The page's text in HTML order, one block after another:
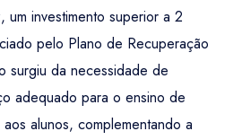
investimento superior a 2
pelo Plano de Recuperação
surgiu da necessidade de
adequado para o ensino de
alunos, complementando a